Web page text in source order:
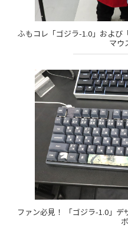
ふもコレ「ゴジラ-1.0」および
マウ
ファン必見！ 「ゴジラ-1.0」デ